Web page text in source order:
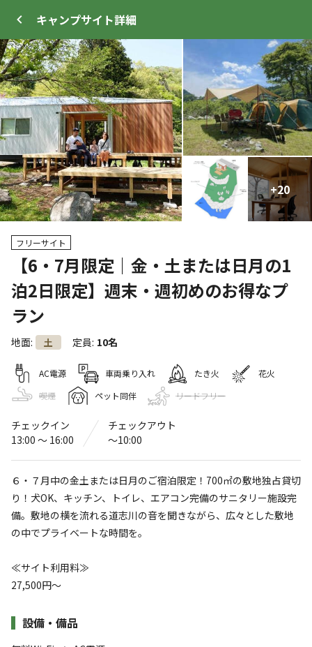
キャンプサイト詳細
+20
フリーサイト
【6・7月限定｜金・土または日月の1
泊2日限定】週末・週初めのお得なプ
ラン
地面: 土 定員: 10名
AC電源 車両乗り入れ たき火
花火
喫煙
ペット同伴 リードフリー
チェックイン
13:00 〜 16:00
チェックアウト
〜10:00
６・７月中の金土または日月のご宿泊限定！700㎡の敷地独占貸切
り！犬OK、キッチン、トイレ、エアコン完備のサニタリー施設完
備。敷地の横を流れる道志川の音を聞きながら、広々とした敷地
の中でプライベートな時間を。
≪サイト利用料≫
27,500円～
施設詳細
設備・備品
+25
トップ
WEB予約可能 キャンプサイト
2
LARGO
〒402-0222 山梨県 南都留郡
Googleマップで見る
ドッグラン 水洗トイレ
給湯設備
コインシャワー
※詳しくは「 キャンプ場情報 」をご確認ください。
キャンプ初心者・ファミリーも安心！サニタリ
プライベートキャンプ場
「テント泊はまだ不安、、、」
「子どもが小さいので、騒音で周囲に迷惑をかけないか心
配、、、」